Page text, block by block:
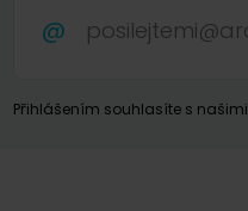
Přihlášením souhlasíte s našimi